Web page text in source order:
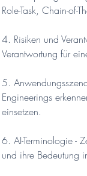
Role-Task, Chain-of-
4. Risiken und
Verantwortung für
5.
Engineerings
einsetzen.
6. AI-Terminologie -
und ihre Bedeutung